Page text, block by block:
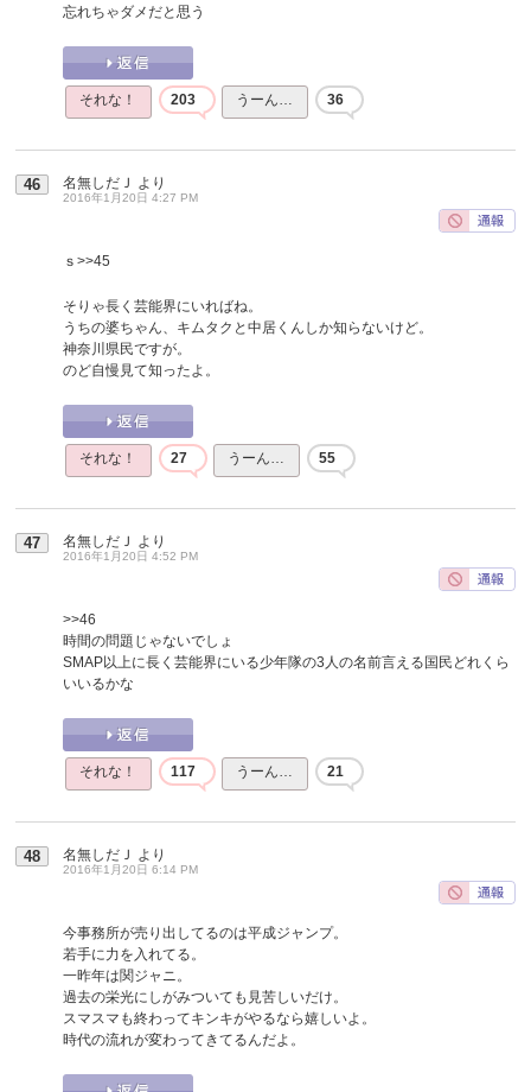
忘れちゃダメだと思う
それな！ 203 うーん… 36
46 名無しだＪ より
2016年1月20日 4:27 PM
ｓ >>45
そりゃ長く芸能界にいればね。
うちの婆ちゃん、キムタクと中居くんしか知らないけど。
神奈川県民ですが。
のど自慢見て知ったよ。
それな！ 27 うーん… 55
47 名無しだＪ より
2016年1月20日 4:52 PM
>>46
時間の問題じゃないでしょ
SMAP以上に長く芸能界にいる少年隊の3人の名前言える国民どれくら
いいるかな
それな！ 117 うーん… 21
48 名無しだＪ より
2016年1月20日 6:14 PM
今事務所が売り出してるのは平成ジャンプ。
若手に力を入れてる。
一昨年は関ジャニ。
過去の栄光にしがみついても見苦しいだけ。
スマスマも終わってキンキがやるなら嬉しいよ。
時代の流れが変わってきてるんだよ。